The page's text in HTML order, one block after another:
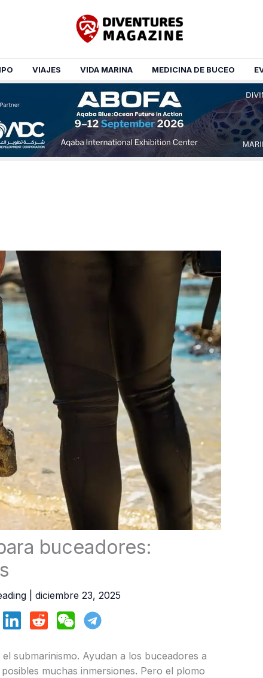
VIAJES VIDA MARINA MEDICINA DE BUCEO
buceadores:
| diciembre 23, 2025
submarinismo. Ayudan a los buceadores a
muchas inmersiones. Pero el plomo